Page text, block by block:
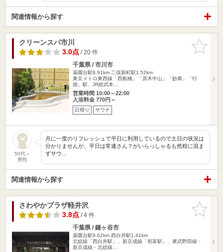
関連情報から探す
お気に入
りに追加
クリーンスパ市川
3.0点/ 20 件
千葉県 / 市川市
薬園台駅8.91km 二俣新町駅1.52km
東京メトロ東西線「西船橋」「原木中山」「妙典」「行
徳」駅、JR総武本…
営業時間 10:00～22:00
入浴料金 770円～
日帰り サウナ
50代～
男性
月に一度のリフレッシュで平日に利用しているので土日の状況は
分かりませんが、平日は常連さん？がいらっしゃるも然程に混ま
ずサウ…
関連情報から探す
お気に入
りに追加
さわやかプラザ軽井沢
3.8点/ 4 件
千葉県 / 鎌ヶ谷市
薬園台駅9.62km 西白井駅1.41km
北総線「西白井駅」、新京成線「初富駅」、東武野田線・
新京成線・北総線…